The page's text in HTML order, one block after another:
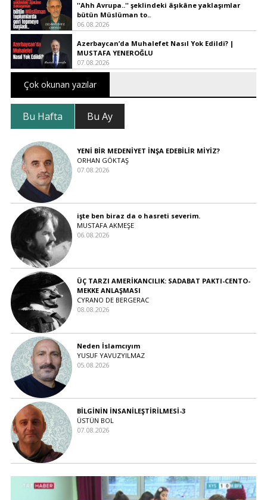
''Ahh Avrupa..'' şeklindeki âşıkâne yaklaşımlar
bütün Müslüman to..
06.08.2026
Azerbaycan’da Muhalefet Nasıl Yok Edildi? |
MUSTAFA YENEROĞLU
07.08.2026
Çok okunan yazılar
Bu Hafta Bu Ay
YENİ BİR MEDENİYET İNŞA EDEBİLİR MİYİZ?
ORHAN GÖKTAŞ
07.08.2026
işte ben biraz da o hasreti severim.
MUSTAFA AKMEŞE
06.08.2026
ÜÇ TARZI AMERİKANCILIK: SADABAT PAKTI-CENTO-
MEKKE ANLAŞMASI
CYRANO DE BERGERAC
08.08.2026
Neden İslamcıyım
YUSUF YAVUZYILMAZ
05.08.2026
BİLGİNİN İNSANİLEŞTİRİLMESİ-3
ÜSTÜN BOL
07.08.2026